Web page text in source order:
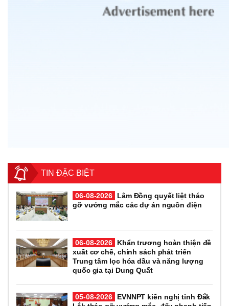
TIN ĐẶC BIỆT
06-08-2026
Lâm Đồng quyết liệt tháo
gỡ vướng mắc các dự án nguồn điện
06-08-2026
Khẩn trương hoàn thiện đề
xuất cơ chế, chính sách phát triển
Trung tâm lọc hóa dầu và năng lượng
quốc gia tại Dung Quất
05-08-2026
EVNNPT kiến nghị tỉnh Đắk